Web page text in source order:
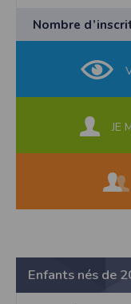
Nombre
JE
Enfants nés de